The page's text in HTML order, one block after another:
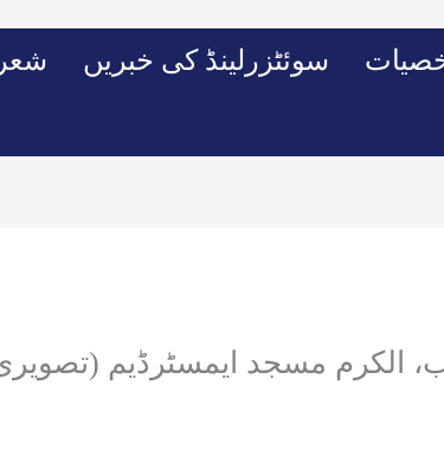
سوئٹزرلینڈ کی خبریں
الکرم مسجد ایمسٹرڈیم (تصویری